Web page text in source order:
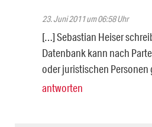
23. Juni 2011 um 06:58 Uhr
[…] Sebastian Heiser
Datenbank kann nach
oder juristischen
antworten